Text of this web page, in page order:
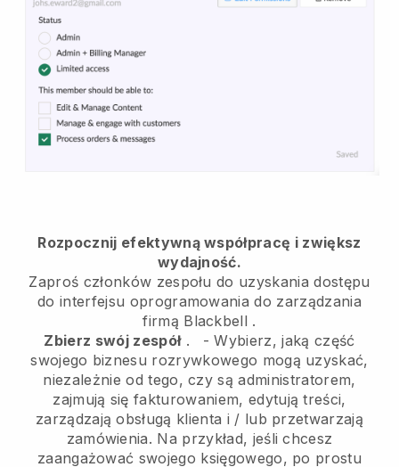
Rozpocznij efektywną współpracę i zwiększ
wydajność.
Zaproś członków zespołu do uzyskania dostępu
do interfejsu oprogramowania do zarządzania
firmą Blackbell .
Zbierz swój zespół. -Wybierz, jaką część
swojego biznesu rozrywkowego mogą uzyskać,
niezależnie od tego, czy są administratorem,
zajmują się fakturowaniem, edytują treści,
zarządzają obsługą klienta i / lub przetwarzają
zamówienia. Na przykład, jeśli chcesz
zaangażować swojego księgowego, po prostu